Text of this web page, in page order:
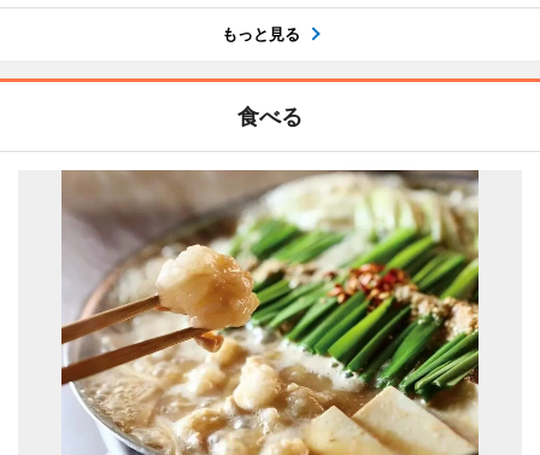
もっと見る
食べる